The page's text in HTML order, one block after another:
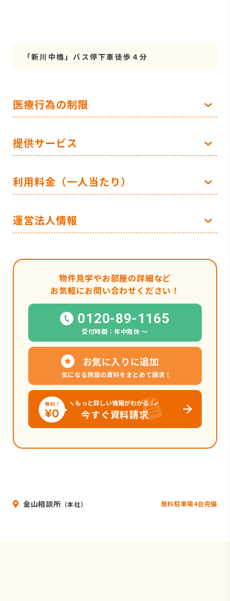
「新川中橋」バス停下車徒歩４分
医療行為の制限
提供サービス
利用料金（一人当たり）
運営法人情報
物件見学やお部屋の詳細など
お気軽にお問い合わせください！
0120-89-1165
受付時間：年中無休 〜
お気に入りに追加
気になる施設の資料をまとめて請求！
もっと詳しい情報がわかる！
今すぐ資料請求
金山相談所 （本社） 無料駐車場4台完備